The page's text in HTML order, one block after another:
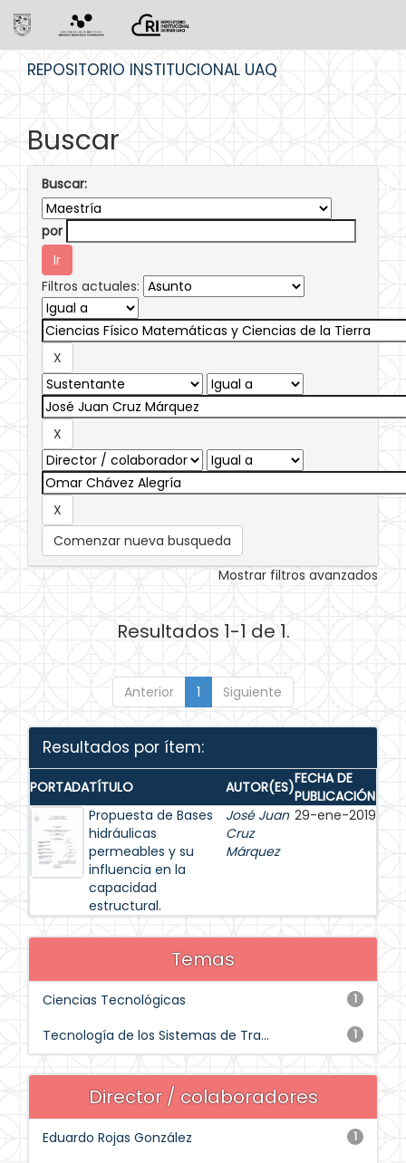
REPOSITORIO INSTITUCIONAL UAQ
Buscar
Buscar:
por
Filtros actuales:
Comenzar nueva busqueda
Mostrar filtros avanzados
Resultados 1-1 de 1.
Anterior 1 Siguiente
Resultados por ítem:
PORTADATÍTULO AUTOR(ES)FECHA DE
PUBLICACIÓN
Propuesta de Bases
hidráulicas
permeables y su
influencia en la
capacidad
estructural.
José Juan
Cruz
Márquez
29-ene-2019
Temas
1
Ciencias Tecnológicas
1
Tecnología de los Sistemas de Tra...
Director / colaboradores
1
Eduardo Rojas González